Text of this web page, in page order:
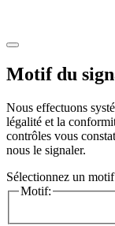
Motif du
Nous effectuons
légalité et la
contrôles vous
nous le signaler.
Sélectionnez un
Motif: